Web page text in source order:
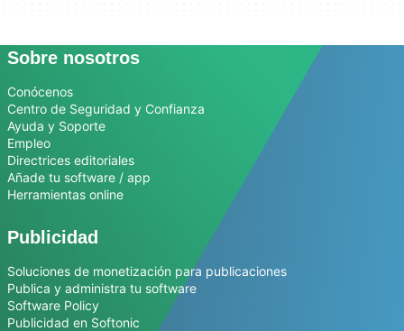
Sobre nosotros
Conócenos
Centro de Seguridad y Confianza
Ayuda y Soporte
Empleo
Directrices editoriales
Añade tu software / app
Herramientas online
Publicidad
Soluciones de monetización para publicaciones
Publica y administra tu software
Software Policy
Publicidad en Softonic